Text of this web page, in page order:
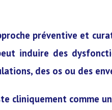
préventive et
induire des
des os ou des
cliniquement comme